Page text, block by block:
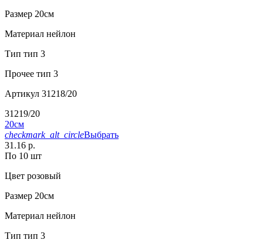
Размер 20см
Материал нейлон
Тип тип 3
Прочее тип 3
Артикул 31218/20
31219/20
20см
checkmark_alt_circleВыбрать
31.16 р.
По 10 шт
Цвет розовый
Размер 20см
Материал нейлон
Тип тип 3